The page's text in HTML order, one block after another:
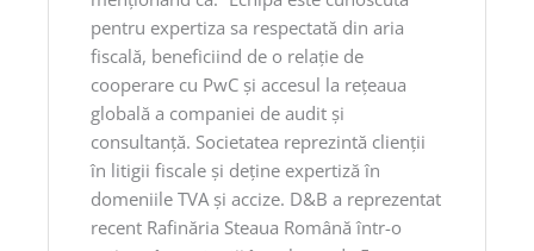
pentru expertiza sa respectată din aria
fiscală, beneficiind de o relaţie de
cooperare cu PwC şi accesul la reţeaua
globală a companiei de audit şi
consultanţă. Societatea reprezintă clienţii
în litigii fiscale şi deţine expertiză în
domeniile TVA şi accize. D&B a reprezentat
recent Rafinăria Steaua Română într-o